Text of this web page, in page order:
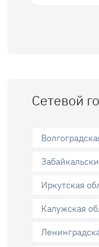
Сетевой
Иркутская
Калужская